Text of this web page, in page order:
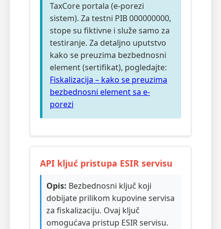
TaxCore portala (e-porezi
sistem). Za testni PIB 000000000,
stope su fiktivne i služe samo za
testiranje. Za detaljno uputstvo
kako se preuzima bezbednosni
element (sertifikat), pogledajte:
Fiskalizacija – kako se preuzima
bezbednosni element sa e-
porezi
API kljuć pristupa ESIR servisu
Opis: Bezbednosni ključ koji
dobijate prilikom kupovine servisa
za fiskalizaciju. Ovaj ključ
omogućava pristup ESIR servisu.